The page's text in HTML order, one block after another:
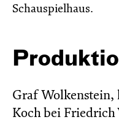
Schauspielhaus.
Graf Wolkenstein,
Koch bei Friedrich